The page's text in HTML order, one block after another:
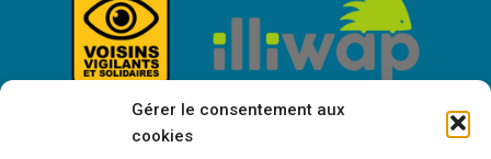
Gérer le consentement aux
cookies